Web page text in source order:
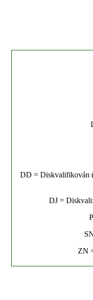
DD = Diskvalifikován
DJ =
ZN